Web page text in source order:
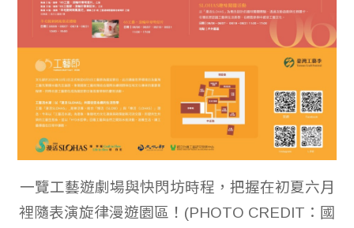
一覽工藝遊劇場與快閃坊時程，把握在初夏六月
裡隨表演旋律漫遊園區！(PHOTO CREDIT：國